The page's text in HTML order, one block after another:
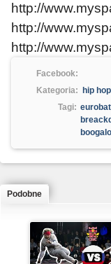
http://
http://
http://
Facebook:
Kategoria:
hip hop
Tagi:
Podobne